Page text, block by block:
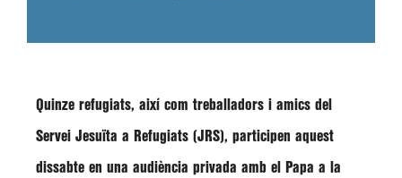
Quinze refugiats, així com treballadors i amics del
Servei Jesuïta a Refugiats (JRS), participen aquest
dissabte en una audiència privada amb el Papa a la